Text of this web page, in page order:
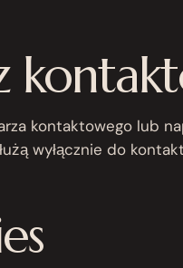
kontaktowego lub
wyłącznie do